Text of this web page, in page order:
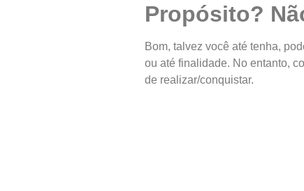
Propósito?
Bom, talvez você até tenha,
ou até finalidade. No entanto,
de realizar/conquistar.